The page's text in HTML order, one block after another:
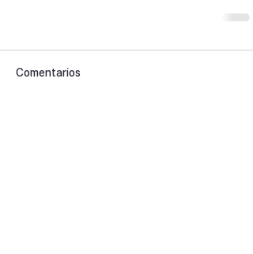
Comentarios